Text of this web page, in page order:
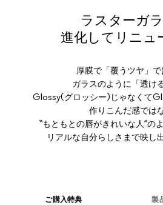
ラスターガ
進化してリニュ
厚膜で「覆うツヤ」で
ガラスのように「透け
Glossy(グロッシー)じゃなくて
作りこんだ感では
“もともとの唇がきれいな人”の
リアルな自分らしさまで映し
ご購入特典 製